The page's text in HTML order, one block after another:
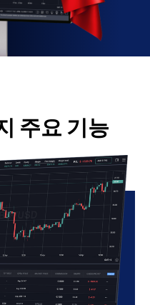
주요 기능